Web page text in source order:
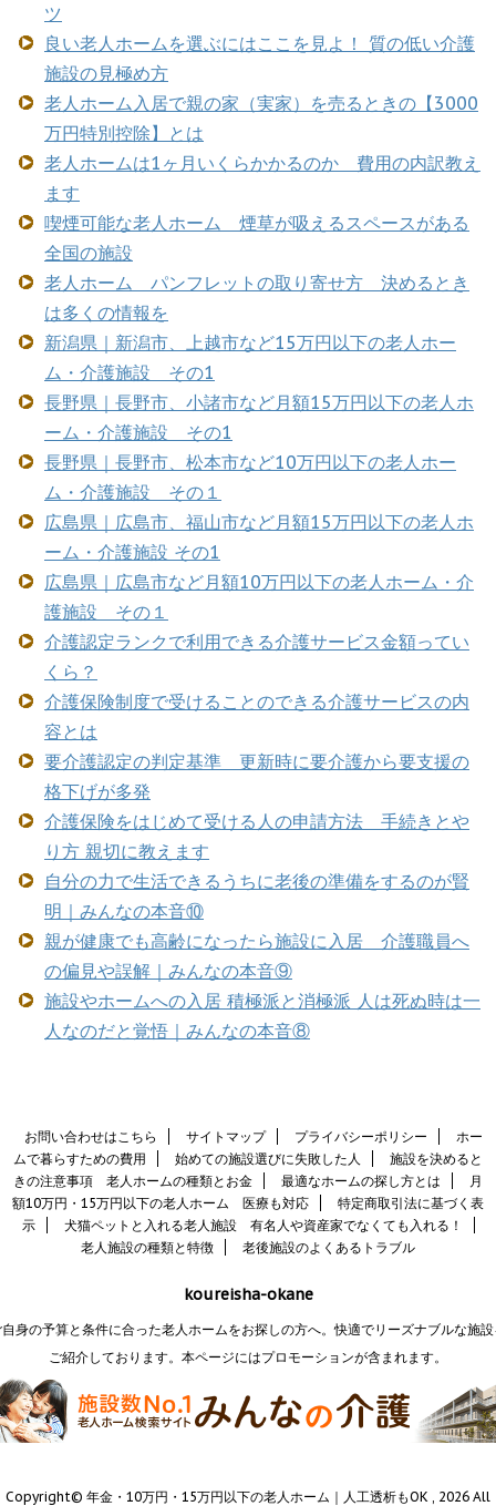
ツ
良い老人ホームを選ぶにはここを見よ！ 質の低い介護
施設の見極め方
老人ホーム入居で親の家（実家）を売るときの【3000
万円特別控除】とは
老人ホームは1ヶ月いくらかかるのか 費用の内訳教え
ます
喫煙可能な老人ホーム 煙草が吸えるスペースがある
全国の施設
老人ホーム パンフレットの取り寄せ方 決めるとき
は多くの情報を
新潟県｜新潟市、上越市など15万円以下の老人ホー
ム・介護施設 その1
長野県｜長野市、小諸市など月額15万円以下の老人ホ
ーム・介護施設 その1
長野県｜長野市、松本市など10万円以下の老人ホー
ム・介護施設 その１
広島県｜広島市、福山市など月額15万円以下の老人ホ
ーム・介護施設 その1
広島県｜広島市など月額10万円以下の老人ホーム・介
護施設 その１
介護認定ランクで利用できる介護サービス金額ってい
くら？
介護保険制度で受けることのできる介護サービスの内
容とは
要介護認定の判定基準 更新時に要介護から要支援の
格下げが多発
介護保険をはじめて受ける人の申請方法 手続きとや
り方 親切に教えます
自分の力で生活できるうちに老後の準備をするのが賢
明｜みんなの本音⑩
親が健康でも高齢になったら施設に入居 介護職員へ
の偏見や誤解｜みんなの本音⑨
施設やホームへの入居 積極派と消極派 人は死ぬ時は一
人なのだと覚悟｜みんなの本音⑧
お問い合わせはこちら サイトマップ プライバシーポリシー
ホー
ムで暮らすための費用
始めての施設選びに失敗した人
施設を決めると
きの注意事項 老人ホームの種類とお金
最適なホームの探し方とは
月
額10万円・15万円以下の老人ホーム 医療も対応
特定商取引法に基づく表
示
犬猫ペットと入れる老人施設 有名人や資産家でなくても入れる！
老人施設の種類と特徴
老後施設のよくあるトラブル
koureisha-okane
身の予算と条件に合った老人ホームをお探しの方へ。快適でリーズナブルな施
ご紹介しております。本ページにはプロモーションが含まれます。
Copyright© 年金・10万円・15万円以下の老人ホーム｜人工透析もOK , 2026 All